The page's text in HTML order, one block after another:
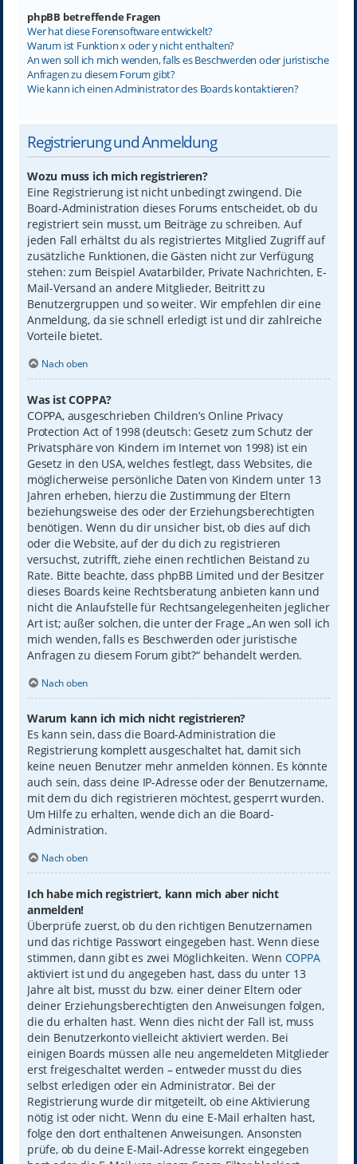
phpBB betreffende Fragen
Wer hat diese Forensoftware entwickelt?
Warum ist Funktion x oder y nicht enthalten?
An wen soll ich mich wenden, falls es Beschwerden oder juristische
Anfragen zu diesem Forum gibt?
Wie kann ich einen Administrator des Boards kontaktieren?
Registrierung und Anmeldung
Wozu muss ich mich registrieren?
Eine Registrierung ist nicht unbedingt zwingend. Die
Board-Administration dieses Forums entscheidet, ob du
registriert sein musst, um Beiträge zu schreiben. Auf
jeden Fall erhältst du als registriertes Mitglied Zugriff auf
zusätzliche Funktionen, die Gästen nicht zur Verfügung
stehen: zum Beispiel Avatarbilder, Private Nachrichten, E-
Mail-Versand an andere Mitglieder, Beitritt zu
Benutzergruppen und so weiter. Wir empfehlen dir eine
Anmeldung, da sie schnell erledigt ist und dir zahlreiche
Vorteile bietet.
Nach oben
Was ist COPPA?
COPPA, ausgeschrieben Children’s Online Privacy
Protection Act of 1998 (deutsch: Gesetz zum Schutz der
Privatsphäre von Kindern im Internet von 1998) ist ein
Gesetz in den USA, welches festlegt, dass Websites, die
möglicherweise persönliche Daten von Kindern unter 13
Jahren erheben, hierzu die Zustimmung der Eltern
beziehungsweise des oder der Erziehungsberechtigten
benötigen. Wenn du dir unsicher bist, ob dies auf dich
oder die Website, auf der du dich zu registrieren
versuchst, zutrifft, ziehe einen rechtlichen Beistand zu
Rate. Bitte beachte, dass phpBB Limited und der Besitzer
dieses Boards keine Rechtsberatung anbieten kann und
nicht die Anlaufstelle für Rechtsangelegenheiten jeglicher
Art ist; außer solchen, die unter der Frage „An wen soll ich
mich wenden, falls es Beschwerden oder juristische
Anfragen zu diesem Forum gibt?“ behandelt werden.
Nach oben
Warum kann ich mich nicht registrieren?
Es kann sein, dass die Board-Administration die
Registrierung komplett ausgeschaltet hat, damit sich
keine neuen Benutzer mehr anmelden können. Es könnte
auch sein, dass deine IP-Adresse oder der Benutzername,
mit dem du dich registrieren möchtest, gesperrt wurden.
Um Hilfe zu erhalten, wende dich an die Board-
Administration.
Nach oben
Ich habe mich registriert, kann mich aber nicht
anmelden!
Überprüfe zuerst, ob du den richtigen Benutzernamen
und das richtige Passwort eingegeben hast. Wenn diese
stimmen, dann gibt es zwei Möglichkeiten. Wenn COPPA
aktiviert ist und du angegeben hast, dass du unter 13
Jahre alt bist, musst du bzw. einer deiner Eltern oder
deiner Erziehungsberechtigten den Anweisungen folgen,
die du erhalten hast. Wenn dies nicht der Fall ist, muss
dein Benutzerkonto vielleicht aktiviert werden. Bei
einigen Boards müssen alle neu angemeldeten Mitglieder
erst freigeschaltet werden – entweder musst du dies
selbst erledigen oder ein Administrator. Bei der
Registrierung wurde dir mitgeteilt, ob eine Aktivierung
nötig ist oder nicht. Wenn du eine E-Mail erhalten hast,
folge den dort enthaltenen Anweisungen. Ansonsten
prüfe, ob du deine E-Mail-Adresse korrekt eingegeben